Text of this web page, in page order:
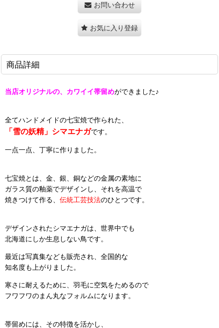
お問い合わせ
お気に入り登録
商品詳細
当店オリジナルの、カワイイ帯留めができました♪
全てハンドメイドの七宝焼で作られた、
「雪の妖精」シマエナガです。
一点一点、丁寧に作りました。
七宝焼とは、金、銀、銅などの金属の素地に
ガラス質の釉薬でデザインし、それを高温で
焼きつけて作る、 伝統工芸技法のひとつです。
デザインされたシマエナガは、世界中でも
北海道にしか生息しない鳥です。
最近は写真集なども販売され、全国的な
知名度も上がりました。
寒さに耐えるために、羽毛に空気をためるので
フワフワのまん丸なフォルムになります。
帯留めには、その特徴を活かし、